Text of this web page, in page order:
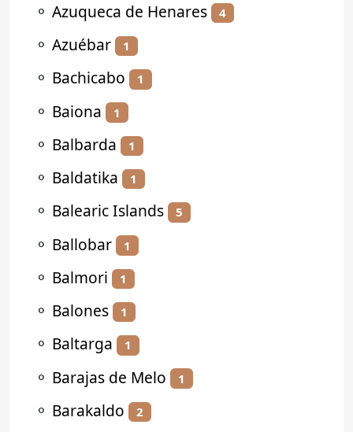
⚬ Azuqueca de Henares 4
⚬ Azuébar 1
⚬ Bachicabo 1
⚬ Baiona 1
⚬ Balbarda 1
⚬ Baldatika 1
⚬ Balearic Islands 5
⚬ Ballobar 1
⚬ Balmori 1
⚬ Balones 1
⚬ Baltarga 1
⚬ Barajas de Melo 1
⚬ Barakaldo 2